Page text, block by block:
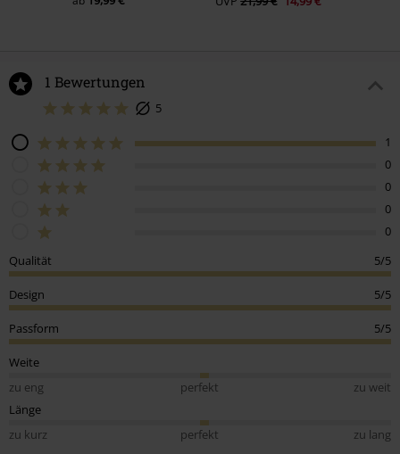
1 Bewertungen
5
1
0
0
0
0
Qualität
5/5
Design 5/5
Passform 5/5
Weite
zu eng
perfekt
zu weit
Länge
zu kurz
perfekt zu lang